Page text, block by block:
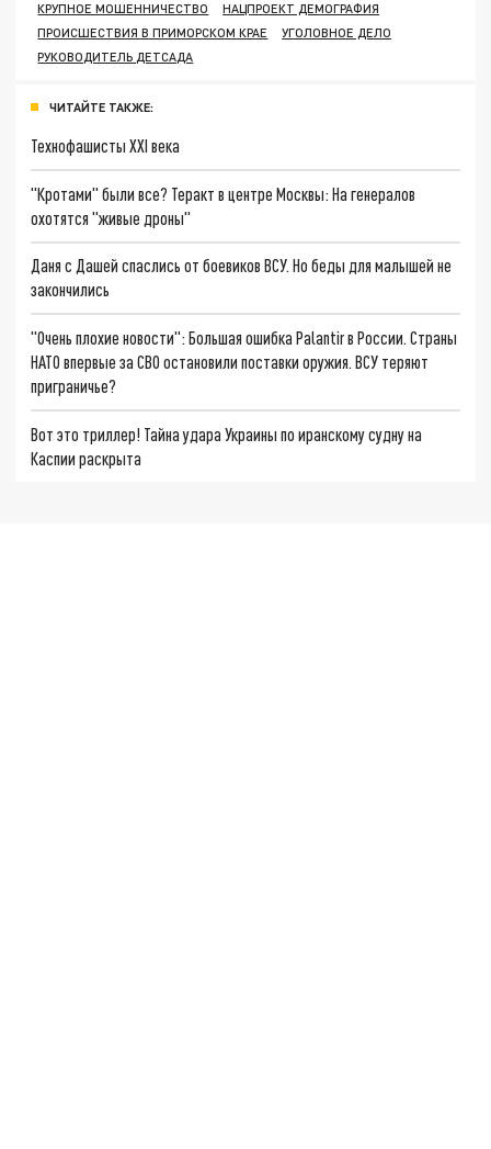
КРУПНОЕ МОШЕННИЧЕСТВО
НАЦПРОЕКТ ДЕМОГРАФИЯ
ПРОИСШЕСТВИЯ В ПРИМОРСКОМ КРАЕ
УГОЛОВНОЕ ДЕЛО
РУКОВОДИТЕЛЬ ДЕТСАДА
ЧИТАЙТЕ ТАКЖЕ:
Технофашисты XXI века
"Кротами" были все? Теракт в центре Москвы: На генералов
охотятся "живые дроны"
Даня с Дашей спаслись от боевиков ВСУ. Но беды для малышей не
закончились
"Очень плохие новости": Большая ошибка Palantir в России. Страны
НАТО впервые за СВО остановили поставки оружия. ВСУ теряют
приграничье?
Вот это триллер! Тайна удара Украины по иранскому судну на
Каспии раскрыта